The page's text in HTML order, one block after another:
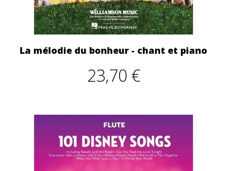
La mélodie du bonheur - chant et piano
23,70 €